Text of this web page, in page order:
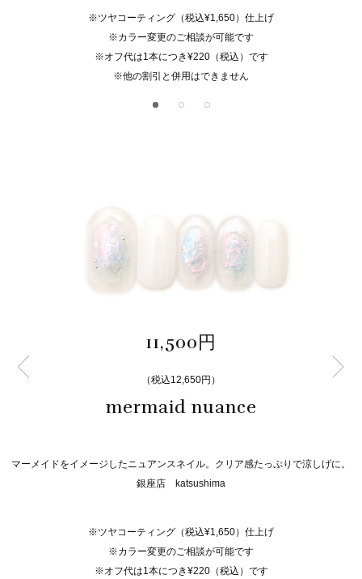
※ツヤコーティング（税込¥1,650）仕上げ
※カラー変更のご相談が可能です
※オフ代は1本につき¥220（税込）です
※他の割引と併用はできません
11,500円
（税込12,650円）
mermaid nuance
マーメイドをイメージしたニュアンスネイル。クリア感たっぷりで涼しげに。
銀座店 katsushima
※ツヤコーティング（税込¥1,650）仕上げ
※カラー変更のご相談が可能です
※オフ代は1本につき¥220（税込）です